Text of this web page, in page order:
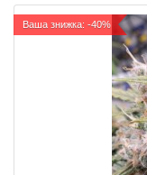
Ваша знижка: -40%